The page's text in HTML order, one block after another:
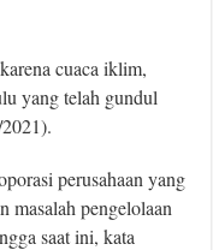
cuaca iklim,
yang telah gundul
perusahaan yang
masalah pengelolaan
saat ini, kata